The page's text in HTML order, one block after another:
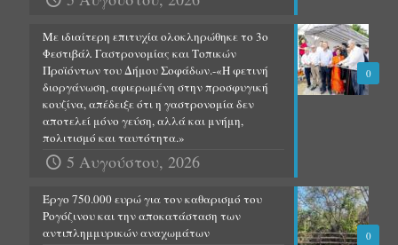
0
Με ιδιαίτερη επιτυχία ολοκληρώθηκε το 3ο
Φεστιβάλ Γαστρονομίας και Τοπικών
Προϊόντων του Δήμου Σοφάδων.-«Η φετινή
διοργάνωση, αφιερωμένη στην προσφυγική
κουζίνα, απέδειξε ότι η γαστρονομία δεν
αποτελεί μόνο γεύση, αλλά και μνήμη,
πολιτισμό και ταυτότητα.»
5 Αυγούστου, 2026
0
Έργο 750.000 ευρώ για τον καθαρισμό του
Ρογόζινου και την αποκατάσταση των
αντιπλημμυρικών αναχωμάτων